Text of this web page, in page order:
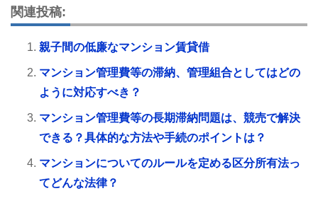
関連投稿:
親子間の低廉なマンション賃貸借
マンション管理費等の滞納、管理組合としてはどの
ように対応すべき？
マンション管理費等の長期滞納問題は、競売で解決
できる？具体的な方法や手続のポイントは？
マンションについてのルールを定める区分所有法っ
てどんな法律？